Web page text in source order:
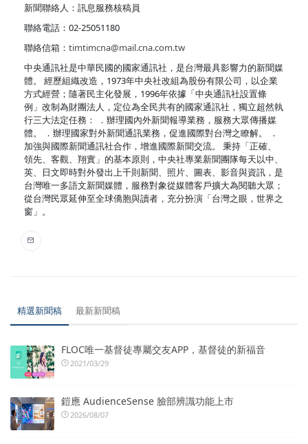
新聞聯絡人：訊息服務核稿員
聯絡電話：02-25051180
聯絡信箱： timtimcna@mail.cna.com.tw
中央通訊社是中華民國的國家通訊社，是台灣最具影響力的新聞媒
體。 經歷組織改造，1973年中央社改組為股份有限公司，以企業
方式經營；隨著民主化發展，1996年依據「中央通訊社設置條
例」改制為財團法人，定位為全民共有的國家通訊社，獨立超然執
行三大法定任務： ．辦理國內外新聞報導業務，服務大眾傳播媒
體。 ．辦理國家對外新聞通訊業務，促進國際對台灣之瞭解。 ．
加強與國際新聞通訊社合作，增進國際新聞交流。 秉持「正確、
領先、客觀、翔實」的基本原則，中央社專業新聞團隊每天以中、
英、日文即時對外發出上千則新聞、照片、圖表、影音與資訊，是
台灣唯一多語文新聞媒體，服務對象從媒體客戶擴大為閱聽大眾；
從台灣民眾延伸至全球僑胞與讀者，充分扮演「台灣之眼，世界之
窗」。
精選新聞稿 最新新聞稿
FLOC唯一基督徒專屬交友APP，基督徒的新福音
2021/03/29
鎧應 AudienceSense 臉部辨識功能上市
2026/08/07